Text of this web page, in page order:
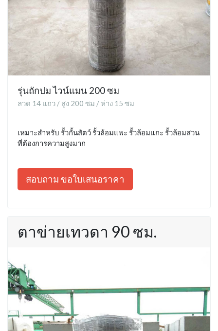
รุ่นถักปม ไวน์แมน 200 ซม
ลวด 14 แถว / สูง 200 ซม / ห่าง 15 ซม
เหมาะสำหรับ รั้วกั้นสัตว์ รั้วล้อมแพะ รั้วล้อมแกะ รั้วล้อมสวน
ที่ต้องการความสูงมาก
สอบถาม ขอใบเสนอราคา
ตาข่ายเทวดา 90 ซม.